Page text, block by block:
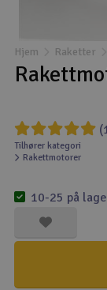
Droner
Fly
Hjem Raketter
Tilhører kategori
Rakettmotorer
10-25 på